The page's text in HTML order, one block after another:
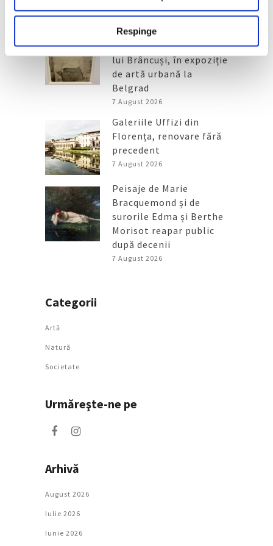
Respinge
Articole recente
Reinterpretare
contemporană a operei
lui Brâncuși, în expoziție
de artă urbană la
Belgrad
7 August 2026
Galeriile Uffizi din
Florența, renovare fără
precedent
7 August 2026
Peisaje de Marie
Bracquemond și de
surorile Edma și Berthe
Morisot reapar public
după decenii
7 August 2026
Categorii
Artǎ
Natură
Societate
Urmăreşte-ne pe
Arhivă
August 2026
Iulie 2026
Iunie 2026